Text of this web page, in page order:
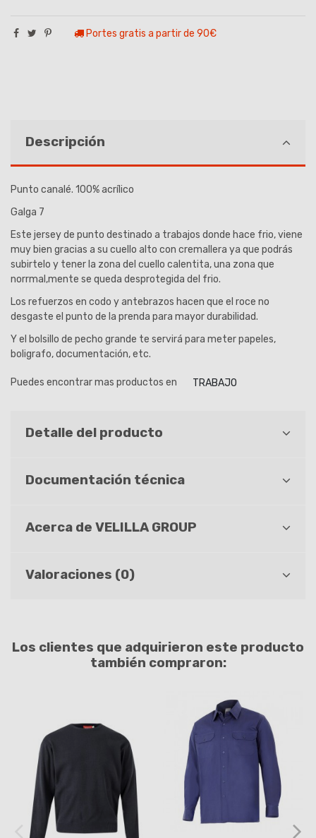
Portes gratis a partir de 90€
Descripción
Punto canalé. 100% acrílico
Galga 7
Este jersey de punto destinado a trabajos donde hace frio, viene
muy bien gracias a su cuello alto con cremallera ya que podrás
subirtelo y tener la zona del cuello calentita, una zona que
norrmal,mente se queda desprotegida del frio.
Los refuerzos en codo y antebrazos hacen que el roce no
desgaste el punto de la prenda para mayor durabilidad.
Y el bolsillo de pecho grande te servirá para meter papeles,
boligrafo, documentación, etc.
Puedes encontrar mas productos en TRABAJO
Detalle del producto
Documentación técnica
Acerca de VELILLA GROUP
Valoraciones (0)
Los clientes que adquirieron este producto
también compraron: